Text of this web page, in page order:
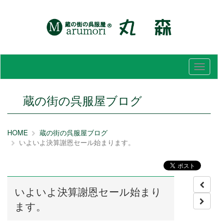
メ
ニ
蔵の街の呉服屋ブログ
HOME
蔵の街の呉服屋ブログ
いよいよ決算謝恩セール始まります。
いよいよ決算謝恩セール始まり
ます。